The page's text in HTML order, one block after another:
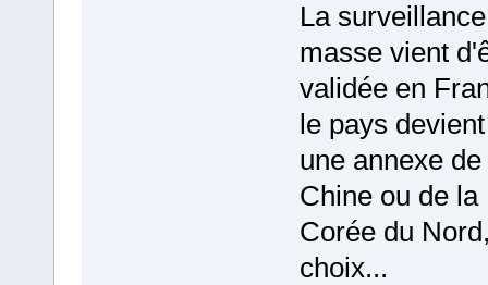
La
masse vient
validée en
le pays devient
une annexe de
Chine ou de la
Corée du
choix...